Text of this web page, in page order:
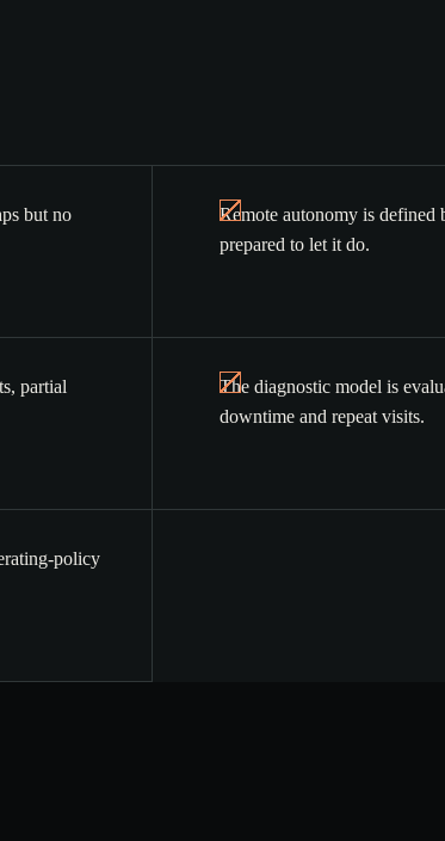
but no
Remote autonomy is defined
prepared to let it do.
partial
The diagnostic model is
downtime and repeat visits.
policy